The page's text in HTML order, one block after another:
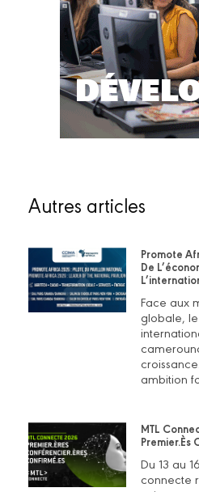
Autres articles
Promote
De
Face aux
globale,
ambition
MTL
Premier.ès
Du 13 au
connecte